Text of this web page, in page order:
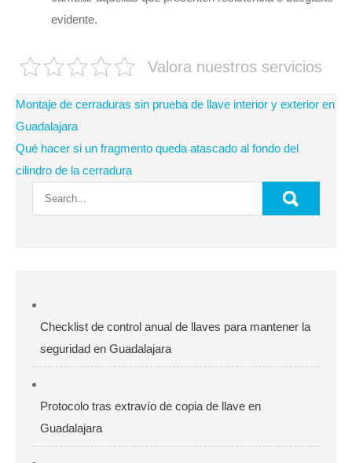
evidente.
Valora nuestros servicios
Navegación
de
entradas
Montaje de cerraduras sin prueba de llave interior y exterior en
Guadalajara
Qué hacer si un fragmento queda atascado al fondo del
cilindro de la cerradura
Checklist de control anual de llaves para mantener la
seguridad en Guadalajara
Protocolo tras extravío de copia de llave en
Guadalajara